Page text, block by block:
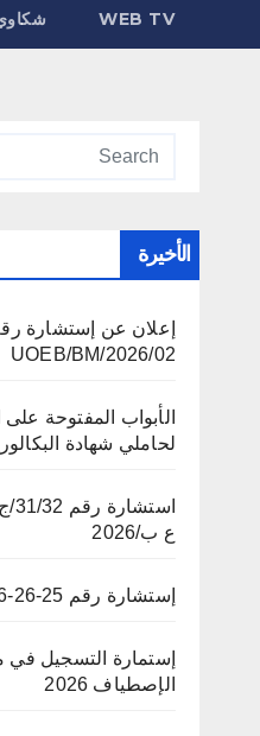
WEB TV
الأخيرة
إعلان عن إستشارة
02/UOEB/BM/2026
الأبواب المفتوحة على
لحاملي شهادة البكالوريا
ع ب/2026
إستشارة رقم 25-26-2026
إستمارة التسجيل
الإصطياف 2026